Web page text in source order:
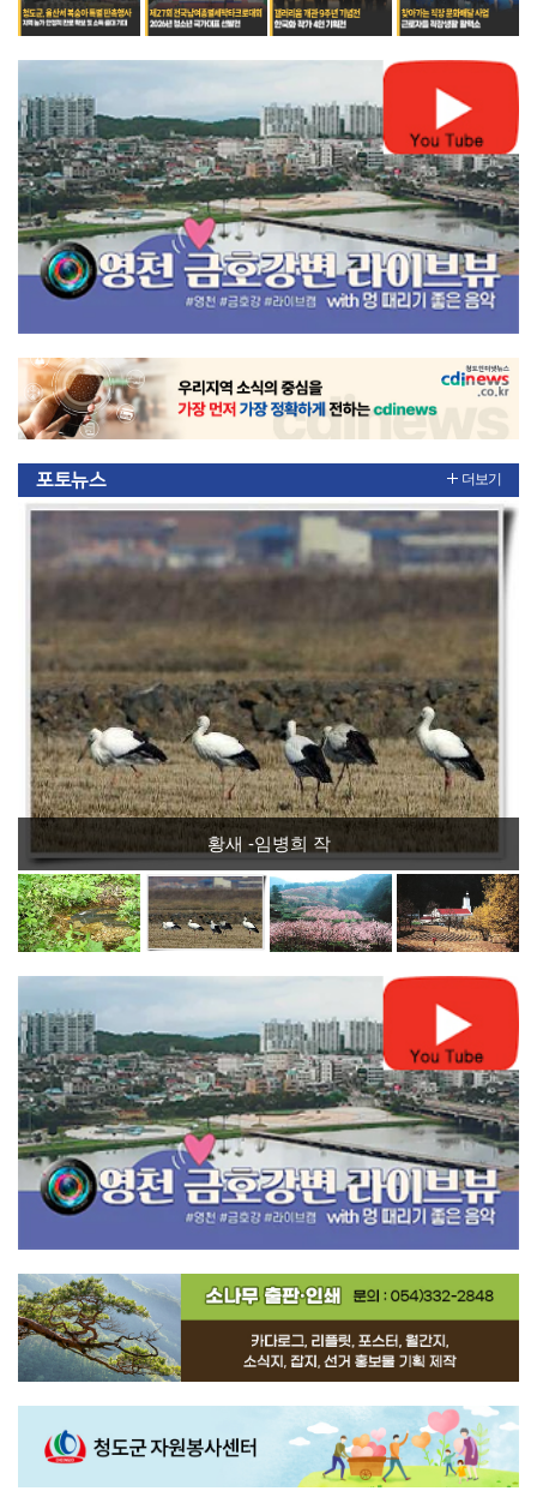
2 3 4 5
포토뉴스
황새 -임병희 작
더보기